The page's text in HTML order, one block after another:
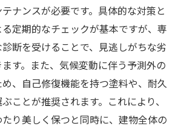
ナンスが必要です。具体的な対策と
定期的なチェックが基本ですが、専
断を受けることで、見逃しがちな劣
す。また、気候変動に伴う予測外の
、自己修復機能を持つ塗料や、耐久
ことが推奨されます。これにより、
り美しく保つと同時に、建物全体の